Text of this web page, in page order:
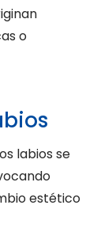
o
labios se
estético